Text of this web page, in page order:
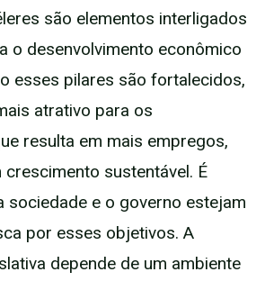
são elementos interligados
o desenvolvimento econômico
esses pilares são fortalecidos,
atrativo para os
resulta em mais empregos,
crescimento sustentável. É
sociedade e o governo estejam
por esses objetivos. A
depende de um ambiente